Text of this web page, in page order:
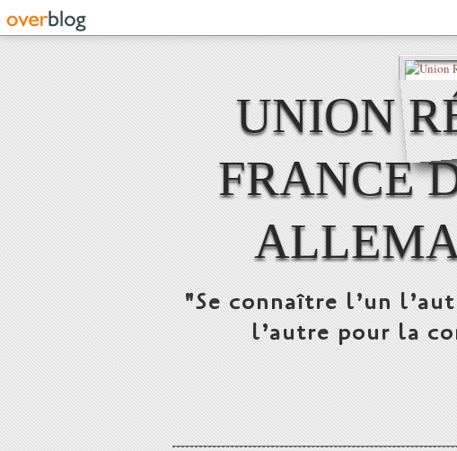
UNION
FRANCE
"Se connaître l’un
l’autre pour la